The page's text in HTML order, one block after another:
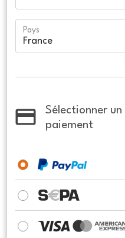
Pays
Sélectionner
paiement